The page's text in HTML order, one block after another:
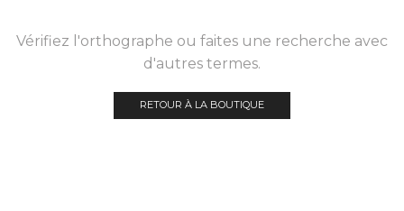
Vérifiez l'orthographe ou faites une recherche avec
d'autres termes.
RETOUR À LA BOUTIQUE